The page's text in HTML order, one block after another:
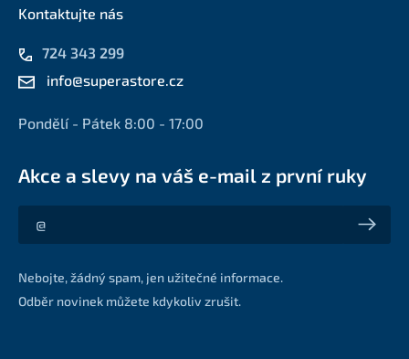
Kontaktujte nás
724 343 299
info@superastore.cz
Pondělí - Pátek 8:00 - 17:00
Akce a slevy na váš e-mail z první ruky
Akce a slevy na váš e-mail z první ruky
Nebojte, žádný spam, jen užitečné informace.
Odběr novinek můžete kdykoliv zrušit.